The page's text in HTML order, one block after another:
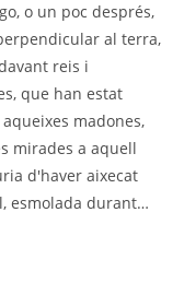
o un poc després,
al terra,
reis i
que han estat
madones,
mirades a aquell
d'haver aixecat
esmolada durant…